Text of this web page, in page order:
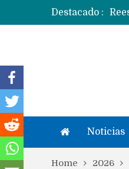
Destacado :
Noticias
Home 2026